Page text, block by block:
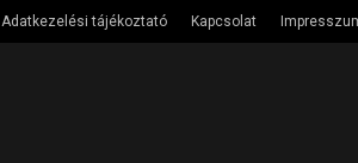
Adatkezelési tájékoztató Kapcsolat